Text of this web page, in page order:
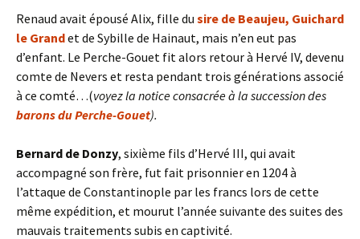
Renaud avait épousé Alix, fille du sire de Beaujeu, Guichard
le Grandet de Sybille de Hainaut, mais n’en eut pas
d’enfant. Le Perche-Gouet fit alors retour à Hervé IV, devenu
comte de Nevers et resta pendant trois générations associé
à ce comté…(voyez la notice consacrée à la succession des
barons du Perche-Gouet).
Bernard de Donzy, sixième fils d’Hervé III, qui avait
accompagné son frère, fut fait prisonnier en 1204 à
l’attaque de Constantinople par les francs lors de cette
même expédition, et mourut l’année suivante des suites des
mauvais traitements subis en captivité.